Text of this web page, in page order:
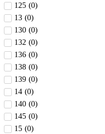
125 (0)
13 (0)
130 (0)
132 (0)
136 (0)
138 (0)
139 (0)
14 (0)
140 (0)
145 (0)
15 (0)